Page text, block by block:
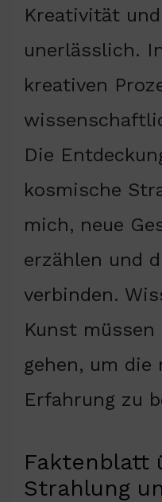
Kreativität
unerlässlich.
kreativen
Die
kosmische
mich, neue
erzählen und
verbinden.
Kunst müssen
gehen, um die
Erfahrung zu
Faktenblatt
Strahlung